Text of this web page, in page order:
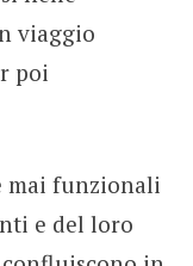
viaggio
poi
mai funzionali
e del loro